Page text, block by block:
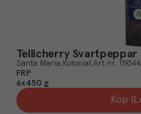
Tellicherry Svartpeppar
Santa Maria Kolonial Art.nr. 119344
FRP
6x450 g
Köp